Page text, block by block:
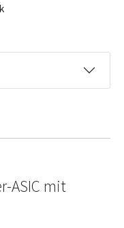
ASIC mit